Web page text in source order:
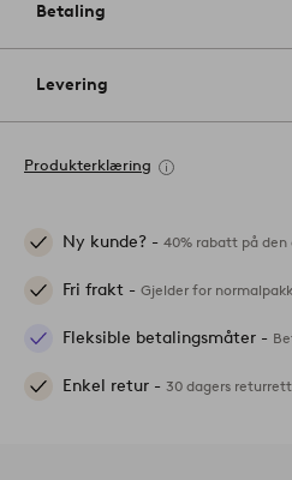
Betaling
Levering
Produkterklæring
Ny kunde? - 40% rabatt på den
Fri frakt - Gjelder for
Fleksible betalingsmåter -
Enkel retur - 30 dagers